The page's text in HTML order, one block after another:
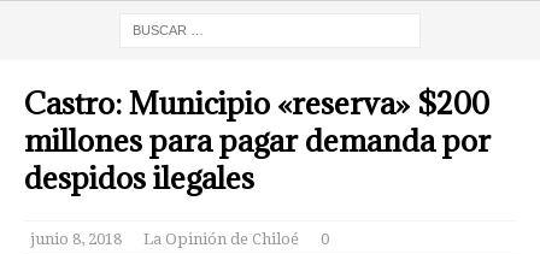
Castro: Municipio «reserva» $200
millones para pagar demanda por
despidos ilegales
junio 8, 2018 La Opinión de Chiloé 0